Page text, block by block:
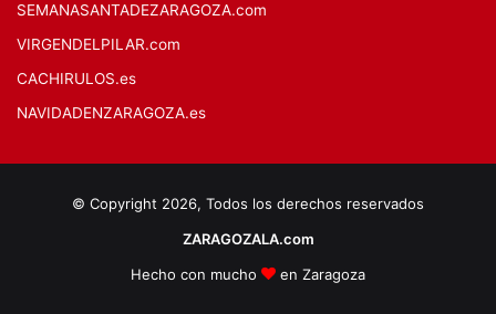
SEMANASANTADEZARAGOZA.com
VIRGENDELPILAR.com
CACHIRULOS.es
NAVIDADENZARAGOZA.es
© Copyright 2026, Todos los derechos reservados
ZARAGOZALA.com
Hecho con mucho
en Zaragoza